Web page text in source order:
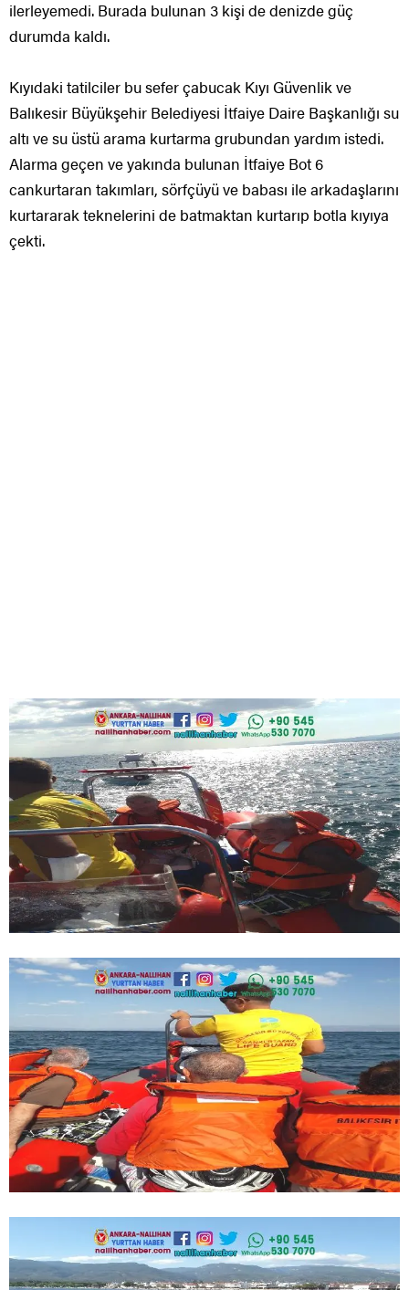
ilerleyemedi. Burada bulunan 3 kişi de denizde güç
durumda kaldı.
Kıyıdaki tatilciler bu sefer çabucak Kıyı Güvenlik ve
Balıkesir Büyükşehir Belediyesi İtfaiye Daire Başkanlığı su
altı ve su üstü arama kurtarma grubundan yardım istedi.
Alarma geçen ve yakında bulunan İtfaiye Bot 6
cankurtaran takımları, sörfçüyü ve babası ile arkadaşlarını
kurtararak teknelerini de batmaktan kurtarıp botla kıyıya
çekti.